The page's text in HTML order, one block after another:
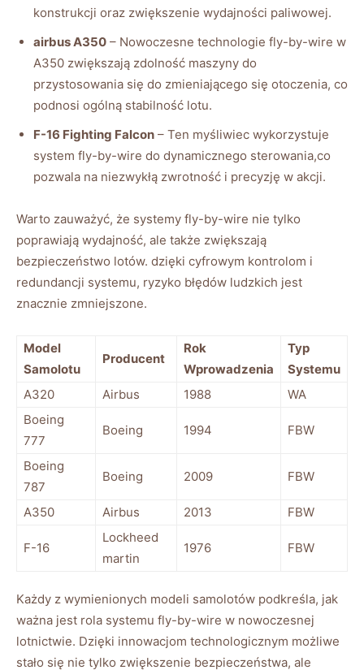
konstrukcji oraz zwiększenie wydajności paliwowej.
airbus A350 – Nowoczesne technologie ⁢fly-by-wire w
A350 zwiększają zdolność maszyny do
przystosowania się do zmieniającego ⁣się otoczenia, co
podnosi ogólną ​stabilność lotu.
F-16 Fighting Falcon – Ten ⁢myśliwiec wykorzystuje‌
system fly-by-wire do dynamicznego⁤ sterowania,co
pozwala na niezwykłą zwrotność i ‍precyzję w akcji.
Warto zauważyć, że systemy⁤ fly-by-wire‍ nie‌ tylko
poprawiają ‌wydajność, ale ​także zwiększają
bezpieczeństwo lotów. ⁤dzięki cyfrowym ‍kontrolom i
redundancji systemu, ⁤ryzyko błędów ludzkich jest
znacznie zmniejszone.
Model
Samolotu
Producent
Rok
Wprowadzenia
Typ⁢
Systemu
A320
Airbus 1988
WA
Boeing
777
Boeing 1994 FBW
Boeing
787
Boeing 2009 FBW
A350 Airbus 2013 FBW
F-16
Lockheed
martin
1976 FBW
Każdy z wymienionych ⁤modeli samolotów podkreśla, ⁣jak
ważna jest rola‍ systemu fly-by-wire w nowoczesnej
lotnictwie. Dzięki innowacjom technologicznym⁣ możliwe ​
stało się ⁣nie tylko zwiększenie bezpieczeństwa, ale